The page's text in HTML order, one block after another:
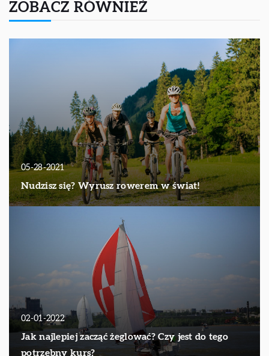
ZOBACZ RÓWNIEŻ
05-28-2021
Nudzisz się? Wyrusz rowerem w świat!
02-01-2022
Jak najlepiej zacząć żeglować? Czy jest do tego
potrzebny kurs?